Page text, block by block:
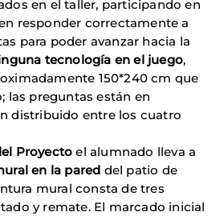
en el taller, participando en
responder correctamente a
para poder avanzar hacia la
tecnología en el juego,
150*240 cm que
las preguntas están en
distribuido entre los cuatro
Proyecto el alumnado lleva a
en la pared del patio de
mural consta de tres
y remate. El marcado inicial